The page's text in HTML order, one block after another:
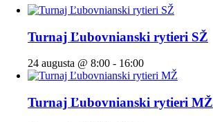
Turnaj Ľubovnianski rytieri SŽ
24 augusta @ 8:00 - 16:00
Turnaj Ľubovnianski rytieri MŽ